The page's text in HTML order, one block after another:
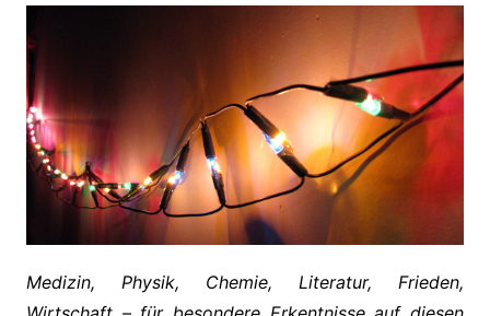
Medizin, Physik, Chemie, Literatur, Frieden,